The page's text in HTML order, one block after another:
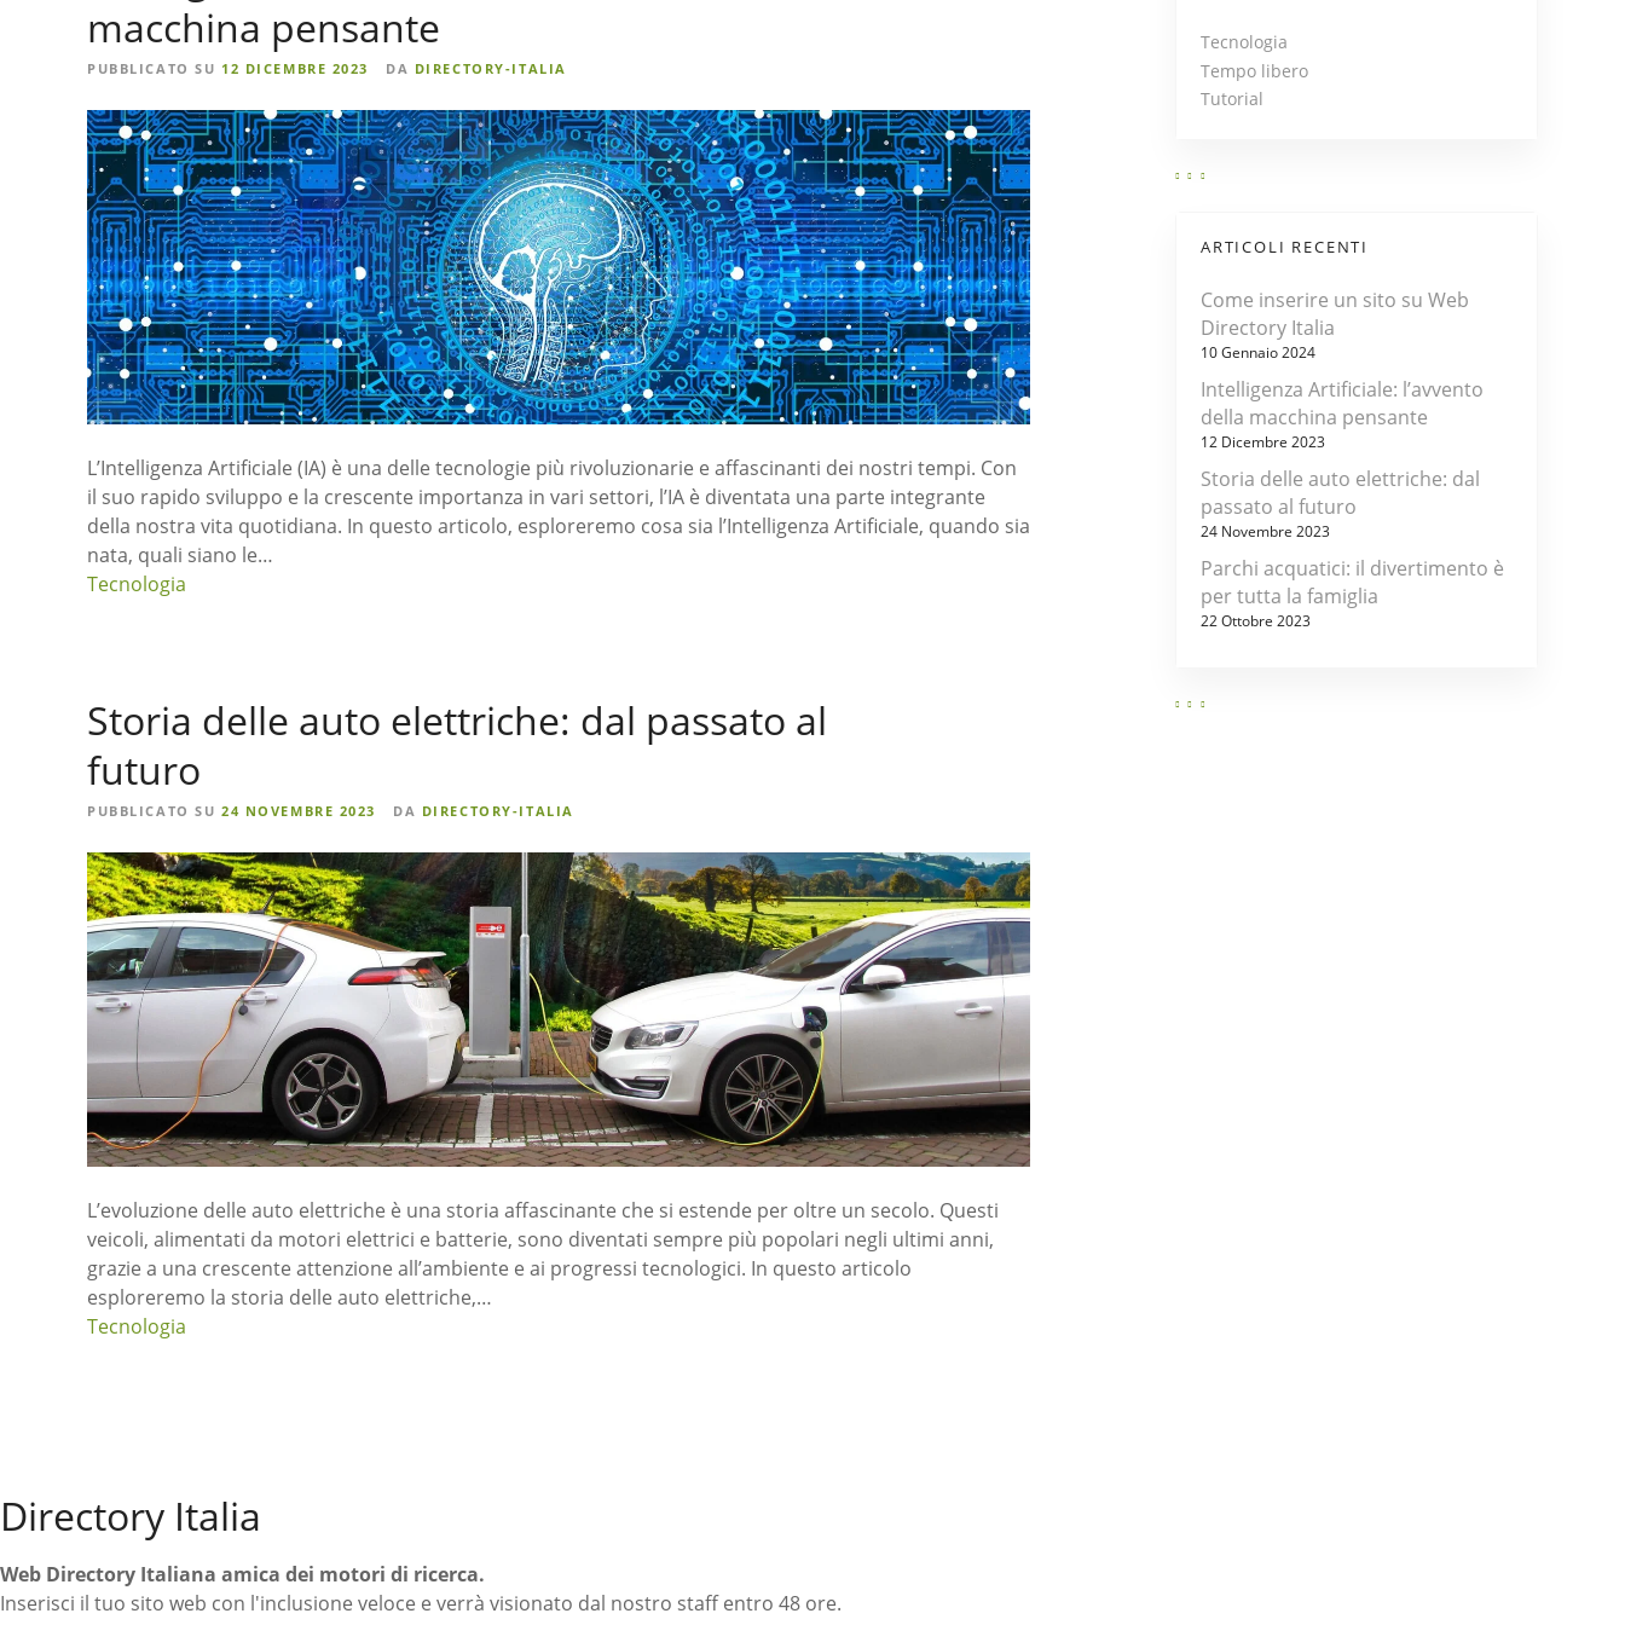
macchina pensante
PUBBLICATO SU 12 DICEMBRE 2023 DA DIRECTORY-ITALIA
L’Intelligenza Artificiale (IA) è una delle tecnologie più rivoluzionarie e affascinanti dei nostri tempi. Con
il suo rapido sviluppo e la crescente importanza in vari settori, l’IA è diventata una parte integrante
della nostra vita quotidiana. In questo articolo, esploreremo cosa sia l’Intelligenza Artificiale, quando sia
nata, quali siano le…
Tecnologia
Storia delle auto elettriche: dal passato al
futuro
PUBBLICATO SU 24 NOVEMBRE 2023 DA DIRECTORY-ITALIA
L’evoluzione delle auto elettriche è una storia affascinante che si estende per oltre un secolo. Questi
veicoli, alimentati da motori elettrici e batterie, sono diventati sempre più popolari negli ultimi anni,
grazie a una crescente attenzione all’ambiente e ai progressi tecnologici. In questo articolo
esploreremo la storia delle auto elettriche,…
Tecnologia
a
v
i
Tecnologia
Tempo libero
Tutorial
ARTICOLI RECENTI
Come inserire un sito su Web
Directory Italia
10 Gennaio 2024
Intelligenza Artificiale: l’avvento
della macchina pensante
12 Dicembre 2023
Storia delle auto elettriche: dal
passato al futuro
24 Novembre 2023
Parchi acquatici: il divertimento è
per tutta la famiglia
22 Ottobre 2023
Directory Italia
Web Directory Italiana amica dei motori di ricerca.
Inserisci il tuo sito web con l'inclusione veloce e verrà visionato dal nostro staff entro 48 ore.